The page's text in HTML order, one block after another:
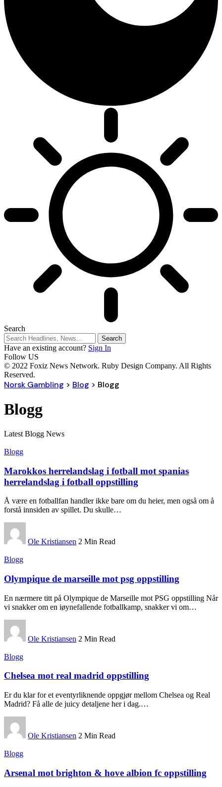
Search
Have an existing account? Sign In
Follow US
© 2022 Foxiz News Network. Ruby Design Company. All Rights
Reserved.
Norsk Gambling > Blog > Blogg
Blogg
Latest Blogg News
Blogg
Marokkos herrelandslag i fotball mot spanias
herrelandslag i fotball oppstilling
Å være en fotballfan handler ikke bare om du heier, men også om å
forstå innsiden av spillet. Du skulle…
Ole Kristiansen 2 Min Read
Blogg
Olympique de marseille mot psg oppstilling
En nærmere titt på Olympique de Marseille mot PSG oppstilling Når
vi snakker om en iøynefallende fotballkamp, snakker vi om…
Ole Kristiansen 2 Min Read
Blogg
Chelsea mot real madrid oppstilling
Er du klar for et eventyrliknende oppgjør mellom Chelsea og Real
Madrid? Få alle de juicy detaljene her i dag.…
Ole Kristiansen 2 Min Read
Blogg
Arsenal mot brighton & hove albion fc oppstilling